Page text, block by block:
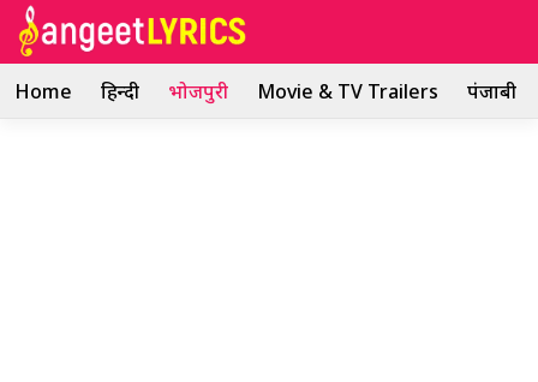
Skip
Home हिन्दी भोजपुरी Movie & TV Trailers पंजाबी